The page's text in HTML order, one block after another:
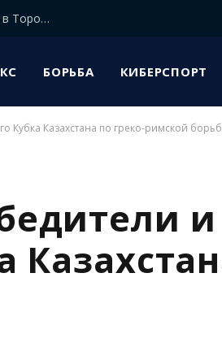
Елена Рыбакина прошла в 1/8 финала турнира WTA100 в Торонто
БОРЬБА КИБЕРСПОРТ
Кубка Казахстана по греко-римской